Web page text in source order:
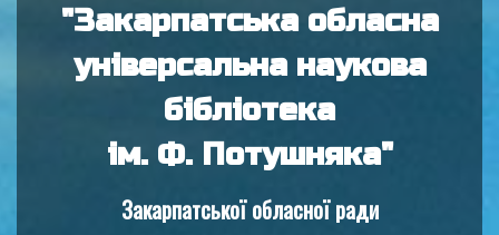
"Закарпатська обласна
універсальна наукова
бібліотека
ім. Ф. Потушняка"
Закарпатської обласної ради